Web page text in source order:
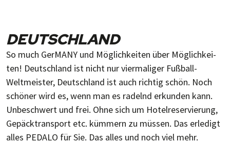
DEUTSCHLAND
So much GerMANY und Mög­lich­kei­ten über Mög­lich­kei­
ten! Deutsch­land ist nicht nur vier­ma­li­ger Fußball-
Weltmeister, Deutsch­land ist auch rich­tig schön. Noch
schö­ner wird es, wenn man es ra­delnd er­kun­den kann.
Un­be­schwert und frei. Ohne sich um Ho­tel­re­ser­vie­rung,
Ge­päck­trans­port etc. küm­mern zu müs­sen. Das er­le­digt
alles PEDALO für Sie. Das alles und noch viel mehr.